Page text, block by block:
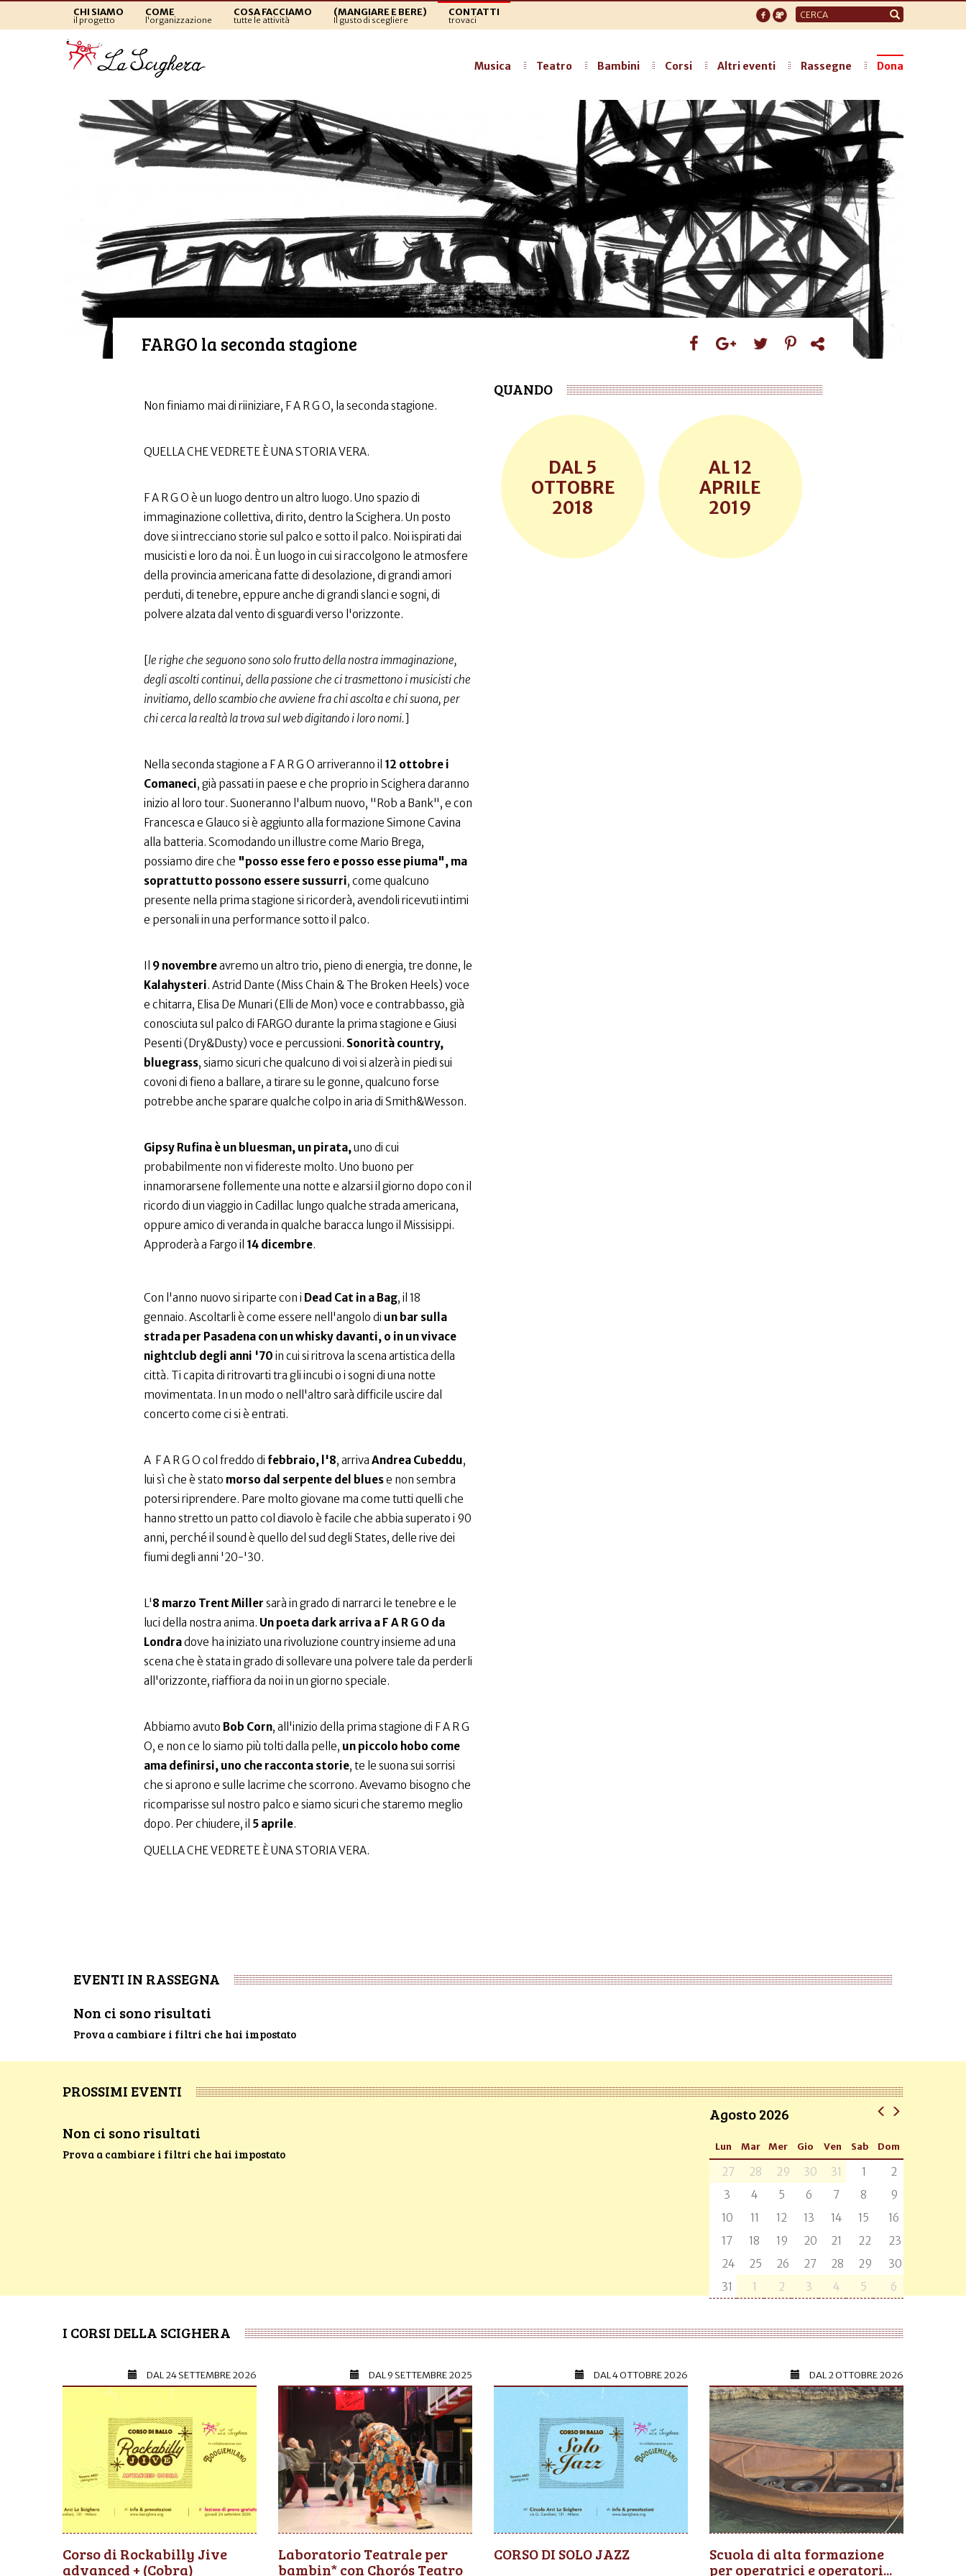
CHI SIAMO
il progetto
COME
l'organizzazione
COSA FACCIAMO
tutte le attività
(MANGIARE E BERE)
Il gusto di scegliere
CONTATTI
trovaci
Form
di
Musica Teatro Bambini Corsi Altri eventi Rassegne Dona
FARGO la seconda stagione
Non finiamo mai di riiniziare, F A R G O, la seconda stagione.
QUELLA CHE VEDRETE È UNA STORIA VERA.
F A R G O è un luogo dentro un altro luogo. Uno spazio di
immaginazione collettiva, di rito, dentro la Scighera. Un posto
dove si intrecciano storie sul palco e sotto il palco. Noi ispirati dai
musicisti e loro da noi. È un luogo in cui si raccolgono le atmosfere
della provincia americana fatte di desolazione, di grandi amori
perduti, di tenebre, eppure anche di grandi slanci e sogni, di
polvere alzata dal vento di sguardi verso l'orizzonte.
[le righe che seguono sono solo frutto della nostra immaginazione,
degli ascolti continui, della passione che ci trasmettono i musicisti che
invitiamo, dello scambio che avviene fra chi ascolta e chi suona, per
chi cerca la realtà la trova sul web digitando i loro nomi.]
Nella seconda stagione a F A R G O arriveranno il 12 ottobre i
Comaneci, già passati in paese e che proprio in Scighera daranno
inizio al loro tour. Suoneranno l'album nuovo, "Rob a Bank", e con
Francesca e Glauco si è aggiunto alla formazione Simone Cavina
alla batteria. Scomodando un illustre come Mario Brega,
possiamo dire che "posso esse fero e posso esse piuma", ma
soprattutto possono essere sussurri, come qualcuno
presente nella prima stagione si ricorderà, avendoli ricevuti intimi
e personali in una performance sotto il palco.
Il 9 novembreavremo un altro trio, pieno di energia, tre donne, le
Kalahysteri. Astrid Dante (Miss Chain & The Broken Heels) voce
e chitarra, Elisa De Munari (Elli de Mon) voce e contrabbasso, già
conosciuta sul palco di FARGO durante la prima stagione e Giusi
Pesenti (Dry&Dusty) voce e percussioni. Sonorità country,
bluegrass, siamo sicuri che qualcuno di voi si alzerà in piedi sui
covoni di fieno a ballare, a tirare su le gonne, qualcuno forse
potrebbe anche sparare qualche colpo in aria di Smith&Wesson.
Gipsy Rufina è un bluesman, un pirata,uno di cui
probabilmente non vi fidereste molto. Uno buono per
innamorarsene follemente una notte e alzarsi il giorno dopo con il
ricordo di un viaggio in Cadillac lungo qualche strada americana,
oppure amico di veranda in qualche baracca lungo il Missisippi.
Approderà a Fargo il 14 dicembre.
Con l'anno nuovo si riparte con i Dead Cat in a Bag, il 18
gennaio. Ascoltarli è come essere nell'angolo di un bar sulla
strada per Pasadena con un whisky davanti, o in un vivace
nightclub degli anni '70 in cui si ritrova la scena artistica della
città. Ti capita di ritrovarti tra gli incubi o i sogni di una notte
movimentata. In un modo o nell'altro sarà difficile uscire dal
concerto come ci si è entrati.
A F A R G O col freddo di febbraio, l'8, arriva Andrea Cubeddu,
lui sì che è stato morso dal serpente del bluese non sembra
potersi riprendere. Pare molto giovane ma come tutti quelli che
hanno stretto un patto col diavolo è facile che abbia superato i 90
anni, perché il sound è quello del sud degli States, delle rive dei
fiumi degli anni '20-'30.
L'8 marzo Trent Miller sarà in grado di narrarci le tenebre e le
luci della nostra anima. Un poeta dark arriva a F A R G O da
Londradove ha iniziato una rivoluzione country insieme ad una
scena che è stata in grado di sollevare una polvere tale da perderli
all'orizzonte, riaffiora da noi in un giorno speciale.
Abbiamo avuto Bob Corn, all'inizio della prima stagione di F A R G
O, e non ce lo siamo più tolti dalla pelle, un piccolo hobo come
ama definirsi, uno che racconta storie, te le suona sui sorrisi
che si aprono e sulle lacrime che scorrono. Avevamo bisogno che
ricomparisse sul nostro palco e siamo sicuri che staremo meglio
dopo. Per chiudere, il 5 aprile.
QUELLA CHE VEDRETE È UNA STORIA VERA.
QUANDO
5
OTTOBRE
2018
12
APRILE
2019
EVENTI IN RASSEGNA
Non ci sono risultati
Prova a cambiare i filtri che hai impostato
PROSSIMI EVENTI
Non ci sono risultati
Prova a cambiare i filtri che hai impostato
Agosto 2026
Lun Mar Mer Gio Ven Sab Dom
27 28 29 30 31 1
2
3
4 5 6 7 8
9
10
11 12 13 14 15
16
17
18 19 20 21 22
23
24
25 26 27 28 29
30
31
1 2 3 4 5 6
I CORSI DELLA SCIGHERA
DAL24 SETTEMBRE 2026
Corso di Rockabilly Jive
advanced + (Cobra)
DAL9 SETTEMBRE 2025
Laboratorio Teatrale per
bambin* con Chorós Teatro
DAL4 OTTOBRE 2026
CORSO DI SOLO JAZZ
DAL2 OTTOBRE 2026
Scuola di alta formazione
per operatrici e operatori...